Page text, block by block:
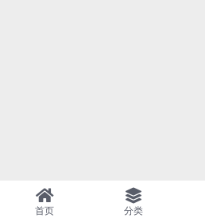
首页 分类